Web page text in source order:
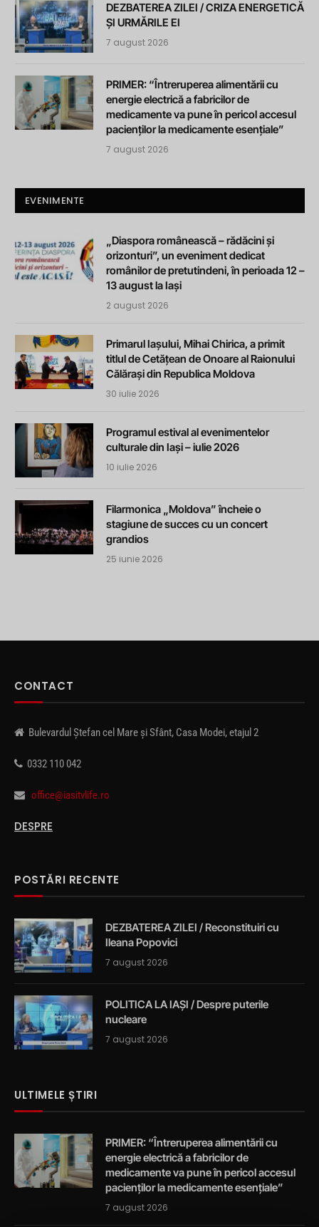
DEZBATEREA ZILEI / CRIZA ENERGETICĂ
ȘI URMĂRILE EI
7 august 2026
PRIMER: “Întreruperea alimentării cu
energie electrică a fabricilor de
medicamente va pune în pericol accesul
pacienților la medicamente esențiale”
7 august 2026
EVENIMENTE
„Diaspora românească – rădăcini și
orizonturi”, un eveniment dedicat
românilor de pretutindeni, în perioada 12 –
13 august la Iași
2 august 2026
Primarul Iașului, Mihai Chirica, a primit
titlul de Cetățean de Onoare al Raionului
Călărași din Republica Moldova
30 iulie 2026
Programul estival al evenimentelor
culturale din Iași – iulie 2026
10 iulie 2026
Filarmonica „Moldova” încheie o
stagiune de succes cu un concert
grandios
25 iunie 2026
CONTACT
Bulevardul Ștefan cel Mare și Sfânt, Casa Modei, etajul 2
0332 110 042
office@iasitvlife.ro
DESPRE
POSTĂRI RECENTE
DEZBATEREA ZILEI / Reconstituiri cu
Ileana Popovici
7 august 2026
POLITICA LA IAȘI / Despre puterile
nucleare
7 august 2026
ULTIMELE ȘTIRI
PRIMER: “Întreruperea alimentării cu
energie electrică a fabricilor de
medicamente va pune în pericol accesul
pacienților la medicamente esențiale”
7 august 2026